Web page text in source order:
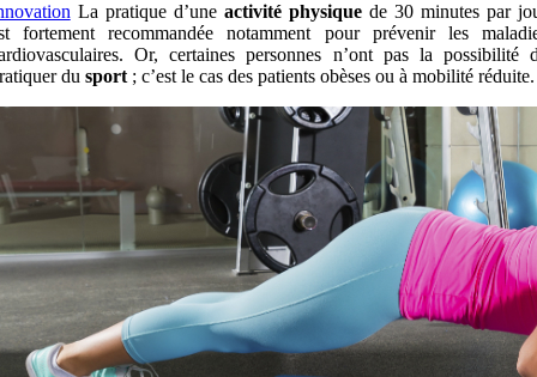
La pratique d’une activité physique de 30 minutes par
fortement recommandée notamment pour prévenir les
Or, certaines personnes n’ont pas la possibilité
du sport; c’est le cas des patients obèses ou à mobilité réduite.